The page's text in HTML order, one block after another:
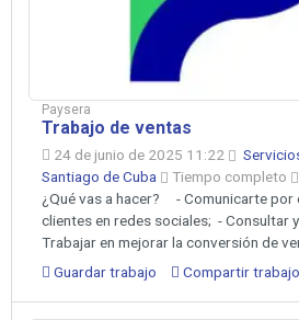
Paysera
Trabajo de ventas
24 de junio de 2025 11:22
Santiago de Cuba
Tiempo completo
¿Qué vas a hacer? ‍ - Comunicarte
clientes en redes sociales; - Consultar
Trabajar en mejorar la conversión de
Guardar trabajo
Compartir trabajo